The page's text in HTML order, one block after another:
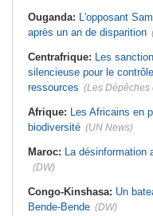
Ouganda: L'opposant
après un an de disparition
Centrafrique: Les
silencieuse pour le
ressources (Les Dépêches
Afrique: Les Africains en
biodiversité (UN News)
Maroc: La désinformation
(DW)
Congo-Kinshasa: Un
Bende-Bende (DW)